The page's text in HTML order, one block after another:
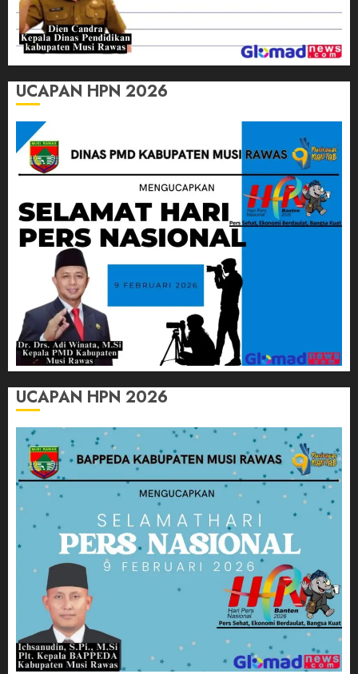
UCAPAN HPN 2026
UCAPAN HPN 2026